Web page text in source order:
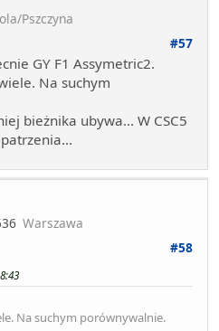
Pszczyna
#57
GY F1 Assymetric2.
Na suchym
bieżnika ubywa... W CSC5
Warszawa
#58
Na suchym porównywalnie.